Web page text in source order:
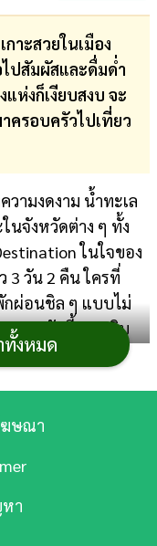
าะสวยในเมือง
ปสัมผัสและดื่มด่ำ
ห่งก็เงียบสงบ จะ
ครอบครัวไปเที่ยว
วามงดงาม น้ำทะเล
นจังหวัดต่าง ๆ ทั้ง
ในใจของ
3 วัน 2 คืน ใครที่
กผ่อนชิล ๆ แบบไม่
พราะวันนี้เราหยิบ
เกาะสวยในเมืองไทย
2 คืน
งหมด
ษณา
า